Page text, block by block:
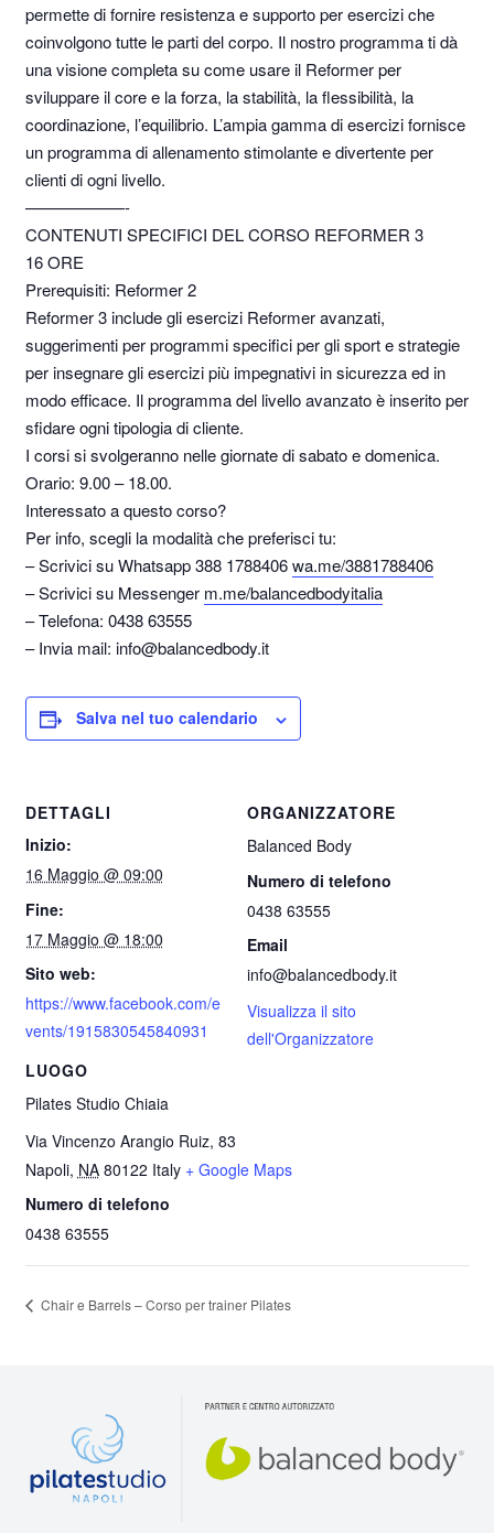
permette di fornire resistenza e supporto per esercizi che
coinvolgono tutte le parti del corpo. Il nostro programma ti dà
una visione completa su come usare il Reformer per
sviluppare il core e la forza, la stabilità, la flessibilità, la
coordinazione, l’equilibrio. L’ampia gamma di esercizi fornisce
un programma di allenamento stimolante e divertente per
clienti di ogni livello.
——————-
CONTENUTI SPECIFICI DEL CORSO REFORMER 3
16 ORE
Prerequisiti: Reformer 2
Reformer 3 include gli esercizi Reformer avanzati,
suggerimenti per programmi specifici per gli sport e strategie
per insegnare gli esercizi più impegnativi in sicurezza ed in
modo efficace. Il programma del livello avanzato è inserito per
sfidare ogni tipologia di cliente.
I corsi si svolgeranno nelle giornate di sabato e domenica.
Orario: 9.00 – 18.00.
Interessato a questo corso?
Per info, scegli la modalità che preferisci tu:
– Scrivici su Whatsapp 388 1788406wa.me/3881788406
– Scrivici su Messenger m.me/balancedbodyitalia
– Telefona: 0438 63555
– Invia mail: info@balancedbody.it
Salva nel tuo calendario
DETTAGLI
Inizio:
16 Maggio @ 09:00
Fine:
17 Maggio @ 18:00
Sito web:
https://www.facebook.com/e
vents/1915830545840931
LUOGO
Pilates Studio Chiaia
Via Vincenzo Arangio Ruiz, 83
Napoli, NA 80122 Italy + Google Maps
Numero di telefono
0438 63555
ORGANIZZATORE
Balanced Body
Numero di telefono
0438 63555
Email
info@balancedbody.it
Visualizza il sito
dell'Organizzatore
Chair e Barrels – Corso per trainer Pilates